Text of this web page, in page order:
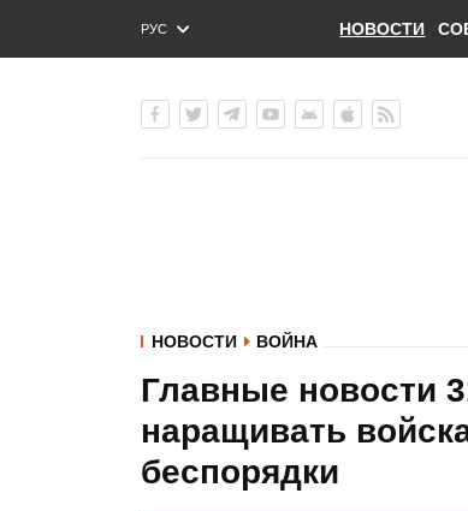
РУС
ENG
НОВОСТИ
НОВОСТИ ВОЙНА
Главные новости
наращивать
беспорядки